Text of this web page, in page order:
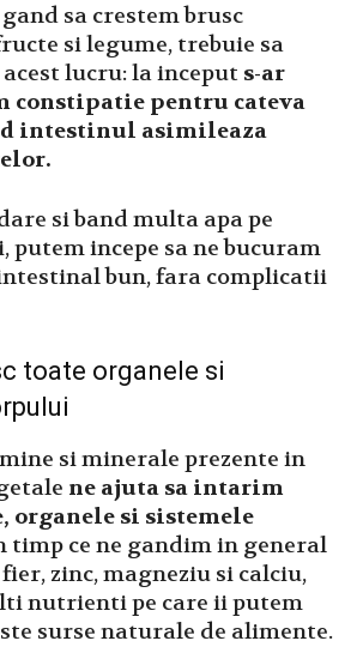
sa crestem brusc
si legume, trebuie sa
lucru: la inceput s-ar
constipatie pentru cateva
intestinul asimileaza
si band multa apa pe
putem incepe sa ne bucuram
bun, fara complicatii
toate organele si
si minerale prezente in
ne ajuta sa intarim
organele si sistemele
timp ce ne gandim in general
zinc, magneziu si calciu,
nutrienti pe care ii putem
surse naturale de alimente.